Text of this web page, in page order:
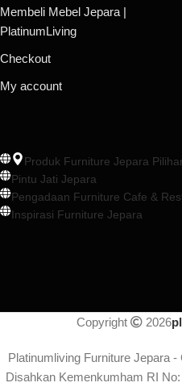
Membeli Mebel Jepara |
PlatinumLiving
Checkout
My account
Produk Furniture Jepara
Pintu Jati Jepara
Pengadaan Furniture Cafe &
Inspirasi Furniture Jepara
Copyright 2026
Platinumliving Furniture Jepara
Disahkan Kemenkumham RI